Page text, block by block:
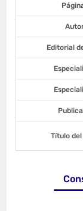
Editorial
Título